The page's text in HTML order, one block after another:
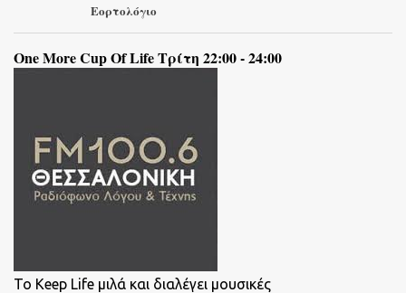
Εορτολόγιο
One More Cup Of Life Τρίτη 22:00 - 24:00
To Keep Life μιλά και διαλέγει μουσικές